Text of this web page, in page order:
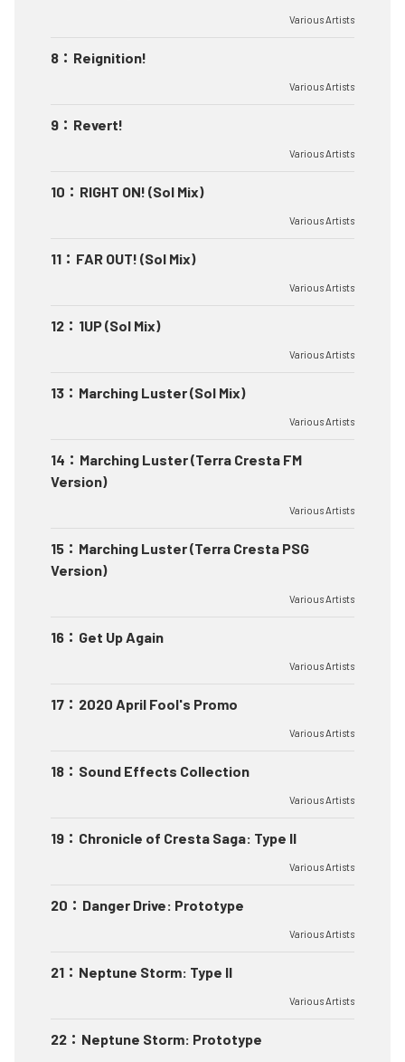
Various Artists
8 ： Reignition!
Various Artists
9 ： Revert!
Various Artists
10 ： RIGHT ON! (Sol Mix)
Various Artists
11 ： FAR OUT! (Sol Mix)
Various Artists
12 ： 1UP (Sol Mix)
Various Artists
13 ： Marching Luster (Sol Mix)
Various Artists
14 ： Marching Luster (Terra Cresta FM
Version)
Various Artists
15 ： Marching Luster (Terra Cresta PSG
Version)
Various Artists
16 ： Get Up Again
Various Artists
17 ： 2020 April Fool's Promo
Various Artists
18 ： Sound Effects Collection
Various Artists
19 ： Chronicle of Cresta Saga: Type II
Various Artists
20 ： Danger Drive: Prototype
Various Artists
21 ： Neptune Storm: Type II
Various Artists
22 ： Neptune Storm: Prototype